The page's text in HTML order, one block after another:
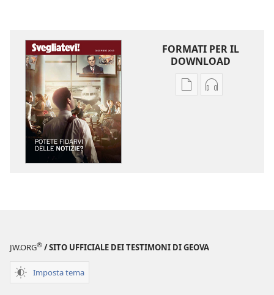
FORMATI PER IL
DOWNLOAD
OpzioniOpzioni
JW.ORG® / SITO UFFICIALE DEI TESTIMONI DI GEOVA
Imposta tema